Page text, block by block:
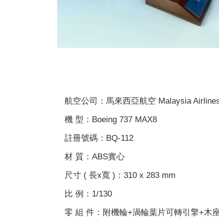
航空公司：馬來西亞航空 Malaysia
機 型：Boeing 737 MAX8
註冊號碼：BQ-112
材 質：ABS實心
尺寸 ( 長x寬 )：310 x 283 mm
比 例：1/130
零 組 件：附機輪+渦輪葉片可轉引擎+木